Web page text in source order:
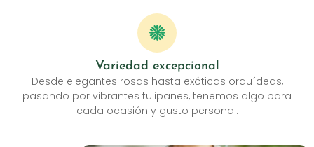
Variedad excepcional
Desde elegantes rosas hasta exóticas orquídeas,
pasando por vibrantes tulipanes, tenemos algo para
cada ocasión y gusto personal.